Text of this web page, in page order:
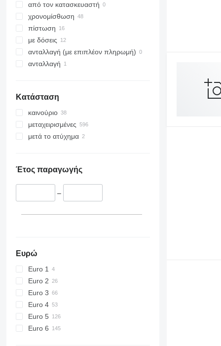
από τον κατασκευαστή
χρονομίσθωση
πίστωση
με δόσεις
ανταλλαγή (με επιπλέον πληρωμή)
ανταλλαγή
Κατάσταση
καινούριο
μεταχειρισμένες
μετά το ατύχημα
Έτος παραγωγής
–
Ευρώ
Euro 1
Euro 2
Euro 3
Euro 4
Euro 5
Euro 6